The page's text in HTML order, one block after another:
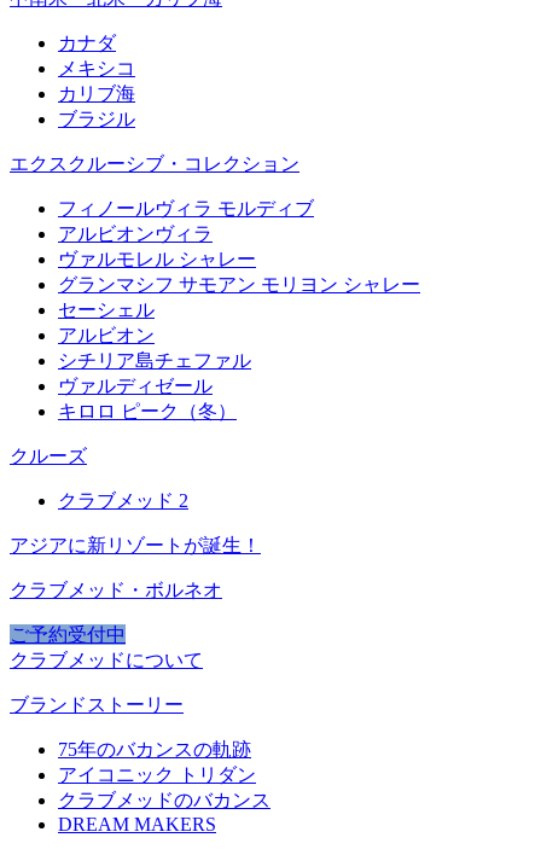
カナダ
メキシコ
カリブ海
ブラジル
エクスクルーシブ・コレクション
フィノールヴィラ モルディブ
アルビオンヴィラ
ヴァルモレル シャレー
グランマシフ サモアン モリヨン シャレー
セーシェル
アルビオン
シチリア島チェファル
ヴァルディゼール
キロロ ピーク（冬）
クルーズ
クラブメッド 2
アジアに新リゾートが誕生！
クラブメッド・ボルネオ
ご予約受付中
クラブメッドについて
ブランドストーリー
75年のバカンスの軌跡
アイコニック トリダン
クラブメッドのバカンス
DREAM MAKERS